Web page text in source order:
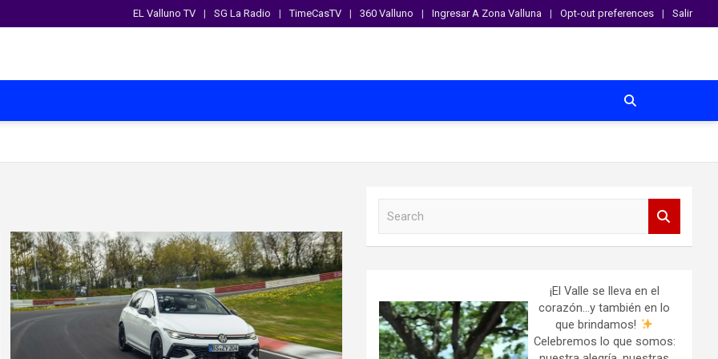
EL Valluno TV SG La Radio TimeCasTV 360 Valluno Ingresar A Zona Valluna Opt-out preferences Salir
¡El Valle se lleva en el
corazón…y también en lo
que brindamos!
Celebremos lo que somos: